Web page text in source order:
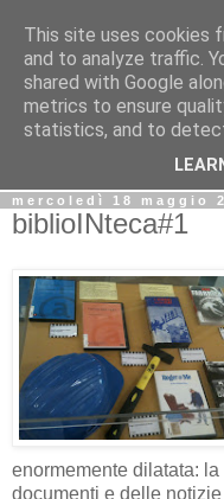
Biblio@rti
Il Blog della Biblioteca
informazioni iniziative
mercoledì 18 maggio
biblioINteca#1
enormemente dilatata:
documenti e delle
This site uses cookies
and to analyze traffic.
shared with Google
metrics to ensure
statistics, and to